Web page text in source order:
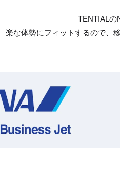
TENTIALの
楽な体勢にフィットするので、